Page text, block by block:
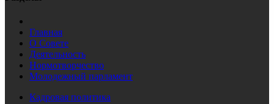
Главная
О Совете
Деятельность
Нормотворчество
Молодежный парламент
Кадровая политика